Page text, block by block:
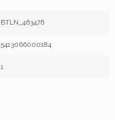
BTLN_463476
5413066000184
1